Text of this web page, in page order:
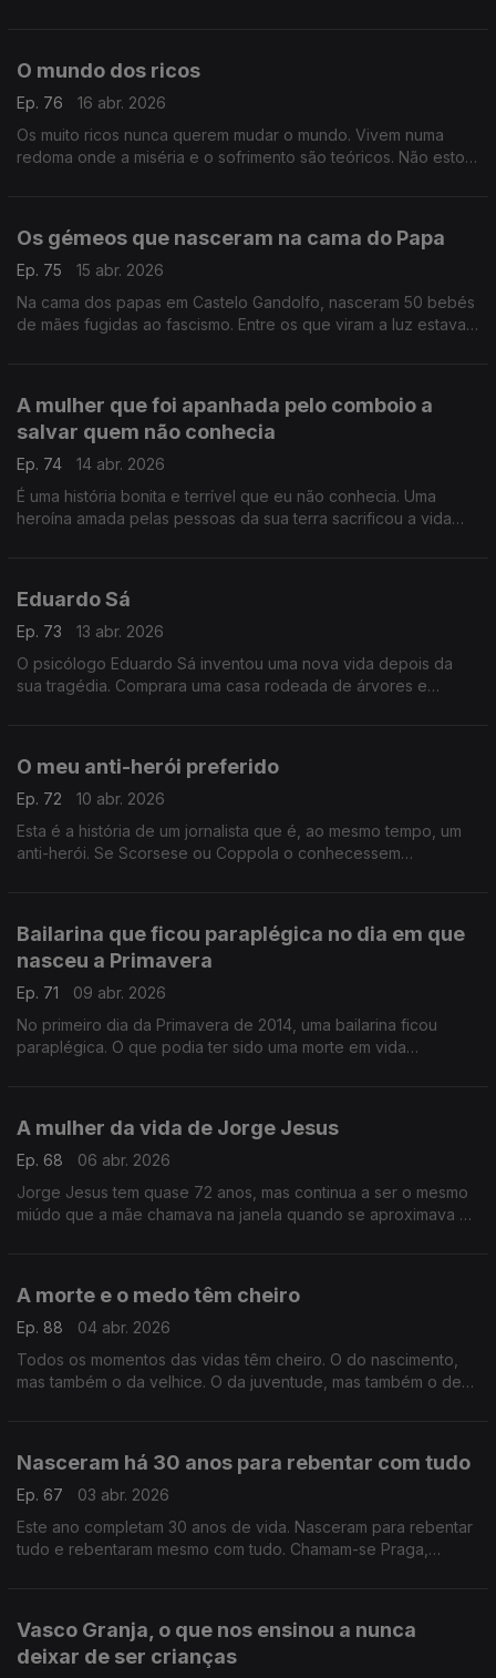
O mundo dos ricos
Ep. 76
16 abr. 2026
Os muito ricos nunca querem mudar o mundo. Vivem numa
redoma onde a miséria e o sofrimento são teóricos. Não estou
Os gémeos que nasceram na cama do Papa
Ep. 75
15 abr. 2026
Na cama dos papas em Castelo Gandolfo, nasceram 50 bebés
de mães fugidas ao fascismo. Entre os que viram a luz estavam
A mulher que foi apanhada pelo comboio a
salvar quem não conhecia
Ep. 74
14 abr. 2026
É uma história bonita e terrível que eu não conhecia. Uma
heroína amada pelas pessoas da sua terra sacrificou a vida
Eduardo Sá
Ep. 73
13 abr. 2026
O psicólogo Eduardo Sá inventou uma nova vida depois da
sua tragédia. Comprara uma casa rodeada de árvores e
O meu anti-herói preferido
Ep. 72
10 abr. 2026
Esta é a história de um jornalista que é, ao mesmo tempo, um
anti-herói. Se Scorsese ou Coppola o conhecessem
Bailarina que ficou paraplégica no dia em que
nasceu a Primavera
Ep. 71
09 abr. 2026
No primeiro dia da Primavera de 2014, uma bailarina ficou
paraplégica. O que podia ter sido uma morte em vida
A mulher da vida de Jorge Jesus
Ep. 68
06 abr. 2026
Jorge Jesus tem quase 72 anos, mas continua a ser o mesmo
miúdo que a mãe chamava na janela quando se aproximava a
A morte e o medo têm cheiro
Ep. 88
04 abr. 2026
Todos os momentos das vidas têm cheiro. O do nascimento,
mas também o da velhice. O da juventude, mas também o de
Nasceram há 30 anos para rebentar com tudo
Ep. 67
03 abr. 2026
Este ano completam 30 anos de vida. Nasceram para rebentar
tudo e rebentaram mesmo com tudo. Chamam-se Praga,
Vasco Granja, o que nos ensinou a nunca
deixar de ser crianças